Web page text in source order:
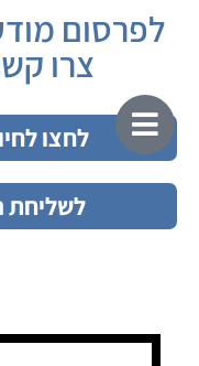
לפרסום
צרו
לחצו לחיוג: 077-
לשליחת